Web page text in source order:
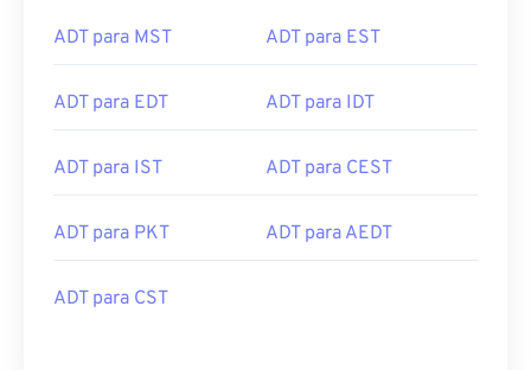
ADT para MST ADT para EST
ADT para EDT ADT para IDT
ADT para IST ADT para CEST
ADT para PKT ADT para AEDT
ADT para CST